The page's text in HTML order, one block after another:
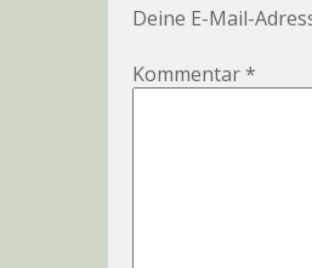
Deine E-Mail-
Kommentar*